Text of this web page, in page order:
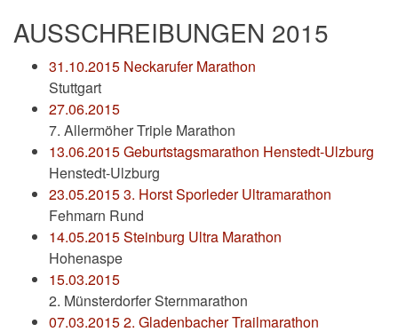
AUSSCHREIBUNGEN 2015
31.10.2015 Neckarufer Marathon
Stuttgart
27.06.2015
7. Allermöher Triple Marathon
13.06.2015 Geburtstagsmarathon Henstedt-Ulzburg
Henstedt-Ulzburg
23.05.2015 3. Horst Sporleder Ultramarathon
Fehmarn Rund
14.05.2015 Steinburg Ultra Marathon
Hohenaspe
15.03.2015
2. Münsterdorfer Sternmarathon
07.03.2015 2. Gladenbacher Trailmarathon